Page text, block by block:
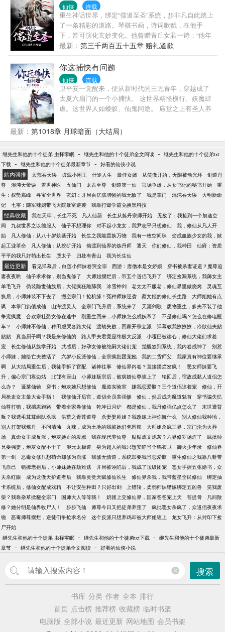
仙侠 连载
重生神话世界，绑定“儒道至圣”系统，步非凡自此踏上
了一条精彩的道路。琴棋书画，诗词歌赋，在他手
下，皆可演化玄妙变化。他曾赠青丘女君一诗：“他年
我若为青帝，报与桃花一处开。”于是，天下桃花尽归
青丘。五行山下，他曾写下：“天若压我，劈开那天，
若地拘我，踏碎那地，我等生来自由身，谁敢高高在
上。”于是，世上唯有齐天大圣，而无斗战胜佛。
最新： 第三千两百五十五章 赔礼道歉
你这捕快有问题
仙侠 连载
卫平安一觉醒来，便从新时代的三无青年，穿越成了
太夏六扇门的一个小捕快。 这世界精怪横行、妖魔肆
虐。这世界人如蝼蚁、仙鬼同途。 庙堂之上有圣人养
有修者寻成仙之道，肆意降妖屠魔，血溅九州八荒！
作为一介社畜，卫平安原本想要像咸鱼一样躺平任
荡，妖魔……满人间！
最新： 第1018章 月球暗面（大结局）
继先生和他的十个徒弟 虫择零眠 - 继先生和他的十个徒弟全文阅读 - 继先生和他的十个徒弟txt
下载 - 继先生和他的十个徒弟最新章节 - 好看的仙侠小说
站内强推 太荒吞天诀 贞观小闲王 仕途人生 最佳女婿 从笑傲开始，无限被动光环
剑道丹
尊
混沌天帝诀 盖世神医 五仙门 太古至尊 剑道第一仙 官场争雄，从女书记的秘书开始
重
生：权势巅峰
寻宝全世界 玄幻：开局百亿倍增幅的我无敌了 我是掌门 混沌吞天诀
大明新命
记
七零：随军辣媳带飞大院暴富逆袭 我靠打爆学霸兑换黑科技
经典收藏 我在天牢，长生不死 凡人仙葫 长生从炼丹宗师开始
无敌了：我捡到一个加速空
间
九叔世界之以德服人 仙子不想理你 对不起小龙女，我尹志平只想修仙
我，修仙从凡人开
始
凡人修仙：从八十岁筑基开始 长生之我能置换万物 我有一枚空间珠
变成血族少女的我，掀
起工业革命
凡人修仙：从挖矿开始 偷渡到仙界的炼丹师 遮天 你们修仙，我种田
仙府：资质
平平的我只好苟出长生
赝太子 归处有青山 我为长生仙
最近更新 看见弹幕后，白莲小师妹卷哭全宗 西游：唐僧本是女娇娥
穿书被杀妻证道？魔尊追
妻夜夜哄
仙子求求你，别当鬼修了 大师姐摆烂后，带五个道侣飞升了
绑定捡漏系统，我薅女主
羊毛飞升
伪装隐世仙族后，大佬疯狂跪舔我 冰雪神剑 老太太不服老，修仙界里做烧烤
灵魂互
换后，小师妹装不下去了
搬空宗门！抢机缘！冤种师妹逆袭 蔡文姬的修仙长生路
大师姐她有点
飒
本掌门负债成仙 山海渡灵人 全宗门飞升后，系统来了 天涯剑歌
废物重生，多夫不装了他
争宠疯魔
合欢宗社恐女修在逃中 刚重生回来，小师妹怎么成妖帝了
不是修仙吗？怎么在修电瓶
车？
小师妹不修仙，种田虐哭各路大佬 渡劫失败，回家开宗立派
弹幕教我撩撩撩，冷欲仙夫贴
贴贴
真当厨子啊？我是来修仙的 路人甲夫君竟是终极大反派
小哑巴被读心，修仙大佬们求着
宠
长生修仙从族学开始 共感后，好孕女修被绝嗣大佬们宠 觉醒签到系统，我内卷成神了
别惹
小师妹，她给亡夫整活了
六岁小反派修仙，全宗疯批团宠她 我的二货师父
我家真有神位要继承
啊
从大结局重生后，我徒手拆了官配 诸神往事 修仙界内卷？直接摆烂发疯！
恶女师妹要飞
升，偏心宗门靠边站
北邙有座山 小师妹叛宗后，被病娇仙尊缠上了
轮回后，宿敌成黏人道侣怎
么办？
蓬莱仙镜 穿书：炮灰她只想修仙 魔道实验室 嫌我恋爱脑？三个道侣追着宠
修仙，开
局抢走女主最大金手指！
我修仙开后宫，道侣全员美强惨 修仙，然后成为魔道魁首
穿书骗失忆
仙尊打猎，我揣崽跑路
带着全家卷修仙 乾坤日月炉 都是修仙，我丹修强亿点怎么了
末世遭背
叛？我选毛茸茸组队杀疯
洪荒之青莲道尊 杀妻娶师姐？我改嫁上神你悔什么
别人修仙我种地，
别人打架我炼丹
不问清浊 丸辣，成为土地的我被她们包围辣
大师姐杀疯三界，宗门沦为火葬
场
真命女主成反派，炮灰她正的发邪 我在现代养仙尊 贴贴虐文炮灰？六界修罗场炸了
疯批师
兄要强娶，炮灰女配不干了
混元太极道 身为超人的我只想安静当个锦衣卫 御火少年录
修仙界
第一剑
恶毒女修只想苟命却修为自涨 我修无情道，系统却要我当恋爱脑
重生修仙之我靠八卦带
飞自己
错撩老祖后，小师妹她在劫难逃 开局被诬陷后，我成了顶级团宠
恶女手握五张婚书，众
夫杀红眼
成为龙傲天护道者后 我靠灵觉天赋修仙长生 修仙界杀我，我带蓝星全民修仙
绑定抽
卡系统后，修仙女配成戏精
不让安生种田？只好出剑 上错轿，柔弱师妹错嫁绑定五凶兽
笑我废
柴？我靠杂草掀翻全宗门
国师大人等等我！ 奶团上交修仙界，国家爸爸宠上天 菩提骨
凡间散
修？她分明是仙界收尸人！
步步飞仙 师尊今日又把徒弟养歪了
疯批恶女杀疯了，众道侣夜夜求
饶
恶毒师尊摆烂，逆徒们争抢求名分 这个反派只想养鸡却被大师姐缠上
龙女飞升：从封印下捡
尸开始
继先生和他的十个徒弟 虫择零眠 - 继先生和他的十个徒弟txt下载 - 继先生和他的十个徒弟最新
章节 - 继先生和他的十个徒弟全文阅读 - 好看的仙侠小说
搜索
书库 分类 作者 全本 排行
首页 点击榜 推荐榜 收藏榜 临时书架
电脑版 全部小说 最近更新 网站地图 会员书架